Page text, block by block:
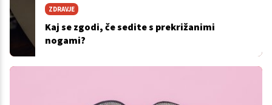
ZDRAVJE
Kaj se zgodi, če sedite s prekrižanimi
nogami?